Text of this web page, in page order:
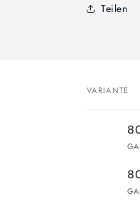
Teilen
VARIANTE